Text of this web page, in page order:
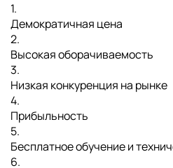
1.
Демократичная цена
2.
Высокая оборачиваемость
3.
Низкая конкуренция на рынке
4.
Прибыльность
5.
Бесплатное обучение и
6.